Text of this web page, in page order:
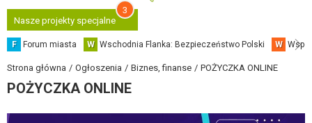
Nasze projekty specjalne
3
F Forum miasta W Wschodnia Flanka: Bezpieczeństwo Polski W
Strona główna Ogłoszenia Biznes, finanse POŻYCZKA ONLINE
POŻYCZKA ONLINE